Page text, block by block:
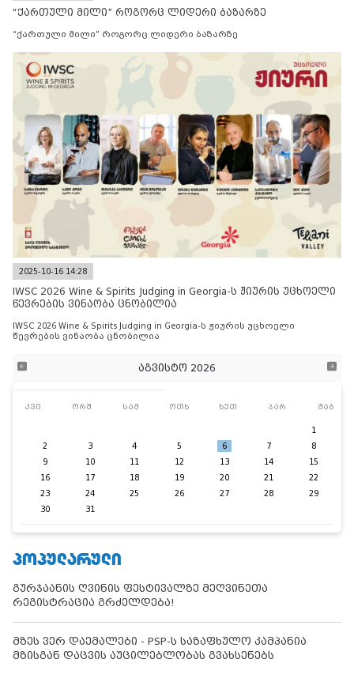
“ქართული მილი” როგორც ლიდერი ბაზარზე
“ქართული მილი” როგორც ლიდერი ბაზარზე
2025-10-16 14:28
IWSC 2026 Wine & Spirits Judging in Georgia-ს ჟიურის უცხოელი
წევრების ვინაობა ცნობილია
IWSC 2026 Wine & Spirits Judging in Georgia-ს ჟიურის უცხოელი
წევრების ვინაობა ცნობილია
აგვისტო 2026
კვი ორშ სამ ოთხ ხუთ პარ შაბ
1
2
3 4 5 6 7
8
9
10 11 12 13 14
15
16
17 18 19 20 21
22
23
24 25 26 27 28
29
30
31
ᲞᲝᲞᲣᲚᲐᲠᲣᲚᲘ
გურჯაანის ღვინის ფესტივალზე მეღვინეთა
რეგისტრაცია გრძელდება!
მზეს ვერ დაემალები - PSP-ს საზაფხულო კამპანია
მზისგან დაცვის აუცილებლობას გვახსენებს